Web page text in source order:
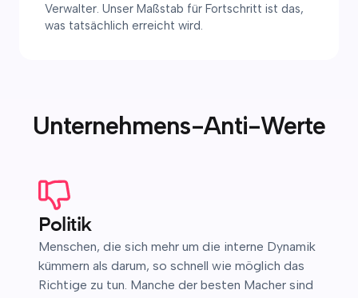
Verwalter. Unser Maßstab für Fortschritt ist das,
was tatsächlich erreicht wird.
Unternehmens-Anti-Werte
Politik
Menschen, die sich mehr um die interne Dynamik
kümmern als darum, so schnell wie möglich das
Richtige zu tun. Manche der besten Macher sind